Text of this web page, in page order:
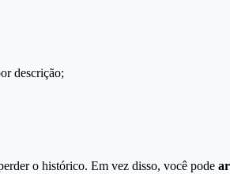
descrição;
o histórico. Em vez disso, você pode